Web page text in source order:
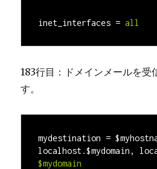
inet_interfaces = all
183行目：ドメインメールを受
す。
mydestination =
localhost.$mydomain,
$mydomain